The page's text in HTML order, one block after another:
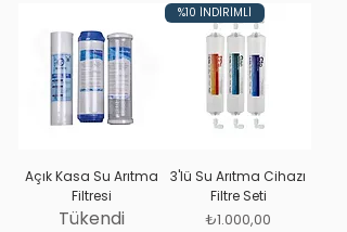
Açık Kasa Su Arıtma
Filtresi
Tükendi
%10 İNDİRİMLİ
3'lü Su Arıtma Cihazı
Filtre Seti
Fiyat
₺1.000,00